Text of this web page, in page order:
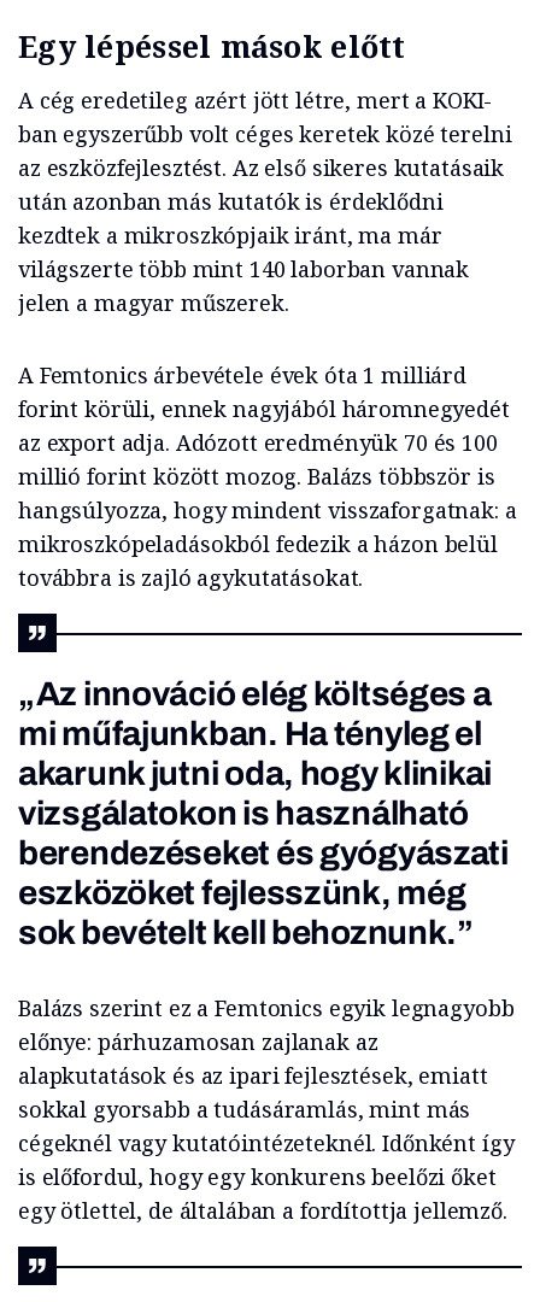
Egy lépéssel mások előtt
A cég eredetileg azért jött létre, mert a KOKI-
ban egyszerűbb volt céges keretek közé terelni
az eszközfejlesztést. Az első sikeres kutatásaik
után azonban más kutatók is érdeklődni
kezdtek a mikroszkópjaik iránt, ma már
világszerte több mint 140 laborban vannak
jelen a magyar műszerek.
A Femtonics árbevétele évek óta 1 milliárd
forint körüli, ennek nagyjából háromnegyedét
az export adja. Adózott eredményük 70 és 100
millió forint között mozog. Balázs többször is
hangsúlyozza, hogy mindent visszaforgatnak: a
mikroszkópeladásokból fedezik a házon belül
továbbra is zajló agykutatásokat.
„Az innováció elég költséges a
mi műfajunkban. Ha tényleg el
akarunk jutni oda, hogy klinikai
vizsgálatokon is használható
berendezéseket és gyógyászati
eszközöket fejlesszünk, még
sok bevételt kell behoznunk.”
Balázs szerint ez a Femtonics egyik legnagyobb
előnye: párhuzamosan zajlanak az
alapkutatások és az ipari fejlesztések, emiatt
sokkal gyorsabb a tudásáramlás, mint más
cégeknél vagy kutatóintézeteknél. Időnként így
is előfordul, hogy egy konkurens beelőzi őket
egy ötlettel, de általában a fordítottja jellemző.